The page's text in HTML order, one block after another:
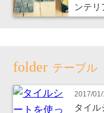
ンテリ
テーブル
2017/01/
タイル